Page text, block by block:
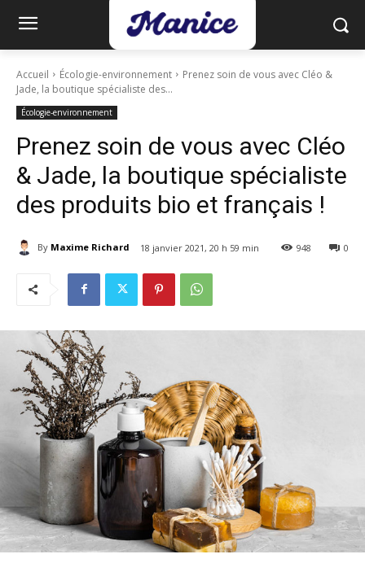
Accueil Écologie-environnement
Prenez soin de vous avec Cléo &
Jade, la boutique spécialiste des...
Écologie-environnement
Prenez soin de vous avec Cléo
& Jade, la boutique spécialiste
des produits bio et français !
By Maxime Richard 18 janvier 2021, 20 h 59 min 0
948